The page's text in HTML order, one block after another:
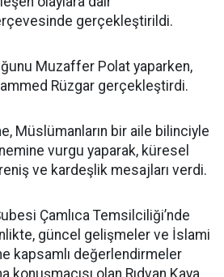
gerçekleştirildi.
Muzaffer Polat yaparken,
Rüzgar gerçekleştirdi.
Müslümanların bir aile bilinciyle
vurgu yaparak, küresel
ve kardeşlik mesajları verdi.
Çamlıca Temsilciliği’nde
güncel gelişmeler ve İslami
kapsamlı değerlendirmeler